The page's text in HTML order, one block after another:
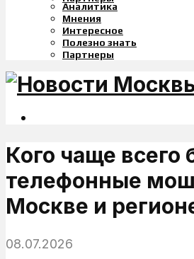
Аналитика
Мнения
Интересное
Полезно знать
Партнеры
Кого чаще всего
телефонные
Москве и
08.07.2026